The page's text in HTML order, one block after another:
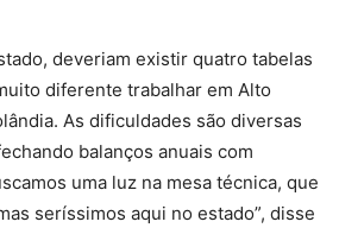
deveriam existir quatro tabelas
diferente trabalhar em Alto
As dificuldades são diversas
balanços anuais com
uma luz na mesa técnica, que
seríssimos aqui no estado”, disse